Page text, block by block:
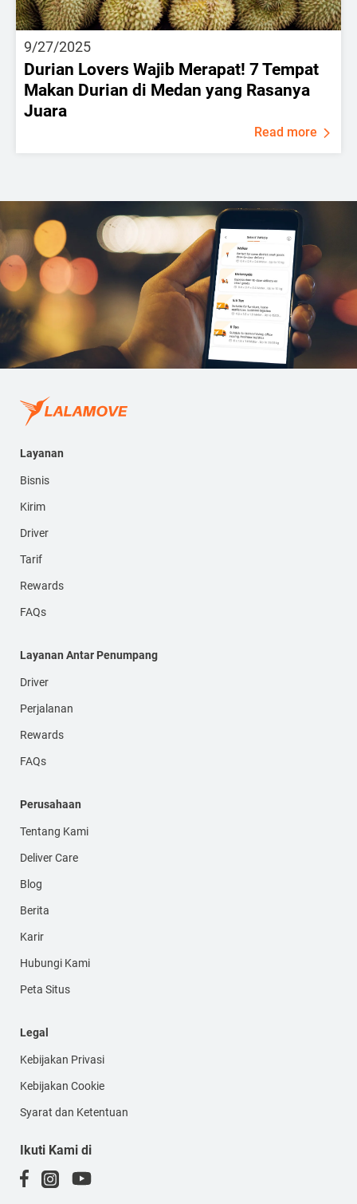
9/27/2025
Durian Lovers Wajib Merapat! 7 Tempat
Makan Durian di Medan yang Rasanya
Juara
Read more
Layanan
Bisnis
Kirim
Driver
Tarif
Rewards
FAQs
Layanan Antar Penumpang
Driver
Perjalanan
Rewards
FAQs
Perusahaan
Tentang Kami
Deliver Care
Blog
Berita
Karir
Hubungi Kami
Peta Situs
Legal
Kebijakan Privasi
Kebijakan Cookie
Syarat dan Ketentuan
Ikuti Kami di